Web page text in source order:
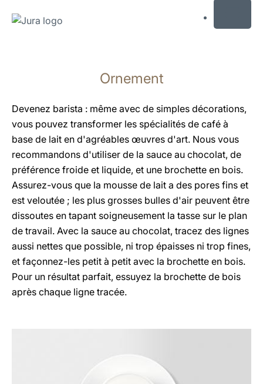
Ornement
Devenez barista : même avec de simples décorations,
vous pouvez transformer les spécialités de café à
base de lait en d'agréables œuvres d'art. Nous vous
recommandons d'utiliser de la sauce au chocolat, de
préférence froide et liquide, et une brochette en bois.
Assurez-vous que la mousse de lait a des pores fins et
est veloutée ; les plus grosses bulles d'air peuvent être
dissoutes en tapant soigneusement la tasse sur le plan
de travail. Avec la sauce au chocolat, tracez des lignes
aussi nettes que possible, ni trop épaisses ni trop fines,
et façonnez-les petit à petit avec la brochette en bois.
Pour un résultat parfait, essuyez la brochette de bois
après chaque ligne tracée.